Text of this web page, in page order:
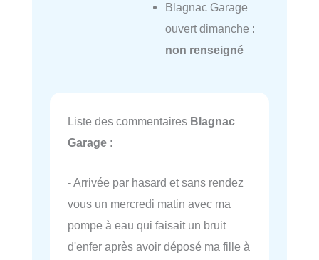
Blagnac Garage
ouvert dimanche :
non renseigné
Liste des commentaires Blagnac
Garage :
- Arrivée par hasard et sans rendez
vous un mercredi matin avec ma
pompe à eau qui faisait un bruit
d'enfer après avoir déposé ma fille à